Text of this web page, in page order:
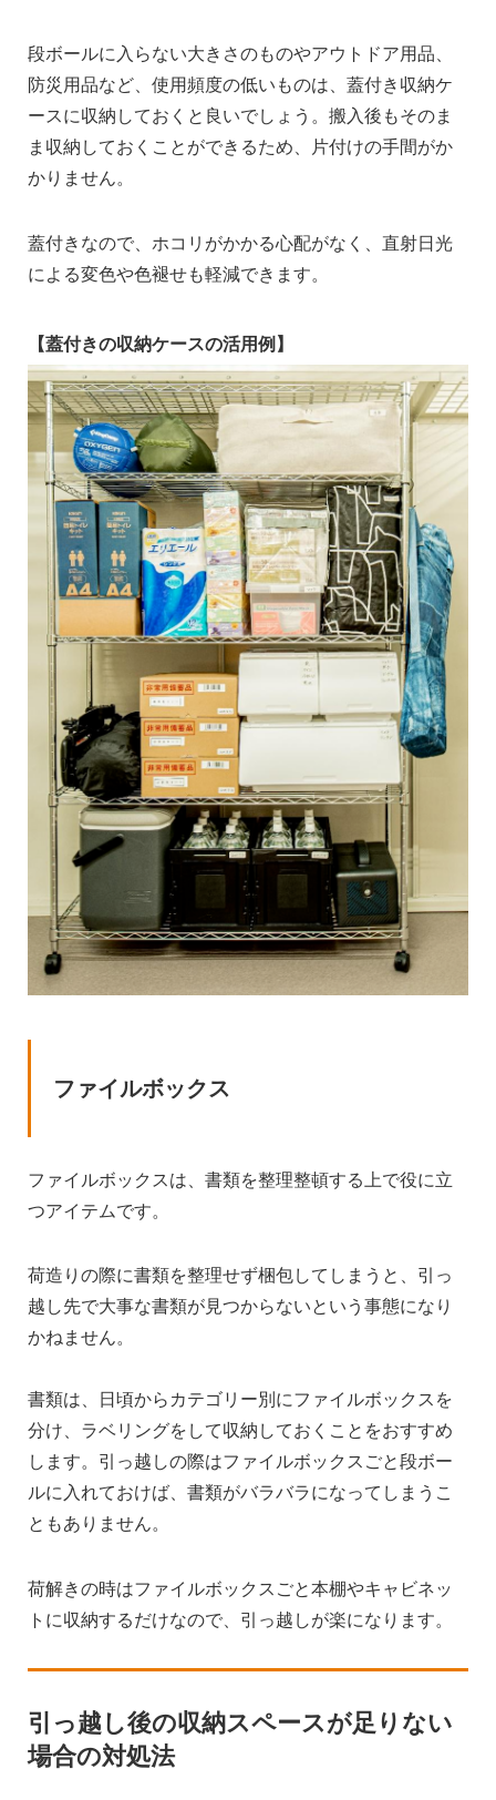
段ボールに入らない大きさのものやアウトドア用品、
防災用品など、使用頻度の低いものは、蓋付き収納ケ
ースに収納しておくと良いでしょう。搬入後もそのま
ま収納しておくことができるため、片付けの手間がか
かりません。
蓋付きなので、ホコリがかかる心配がなく、直射日光
による変色や色褪せも軽減できます。
【蓋付きの収納ケースの活用例】
ファイルボックス
ファイルボックスは、書類を整理整頓する上で役に立
つアイテムです。
荷造りの際に書類を整理せず梱包してしまうと、引っ
越し先で大事な書類が見つからないという事態になり
かねません。
書類は、日頃からカテゴリー別にファイルボックスを
分け、ラベリングをして収納しておくことをおすすめ
します。引っ越しの際はファイルボックスごと段ボー
ルに入れておけば、書類がバラバラになってしまうこ
ともありません。
荷解きの時はファイルボックスごと本棚やキャビネッ
トに収納するだけなので、引っ越しが楽になります。
引っ越し後の収納スペースが足りない
場合の対処法